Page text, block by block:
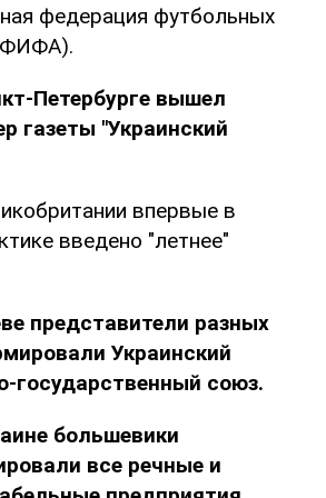
федерация футбольных
Петербурге вышел
газеты "Украинский
впервые в
введено "летнее"
представители разных
Украинский
государственный союз.
большевики
все речные и